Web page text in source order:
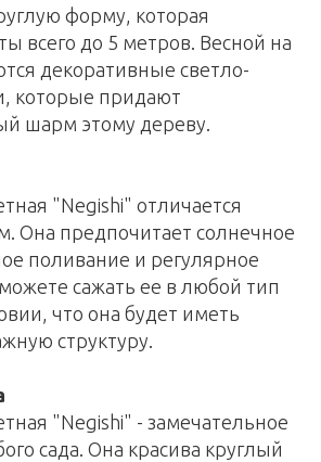
форму, которая
всего до 5 метров. Весной на
декоративные светло-
которые придают
шарм этому дереву.
"Negishi" отличается
Она предпочитает солнечное
поливание и регулярное
сажать ее в любой тип
что она будет иметь
структуру.
"Negishi" - замечательное
сада. Она красива круглый